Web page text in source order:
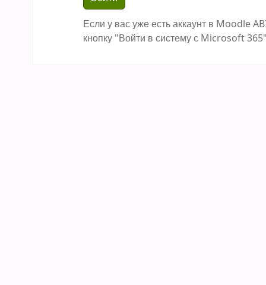
Если у вас уже есть аккаунт в Moodle
кнопку "Войти в систему с Microsoft